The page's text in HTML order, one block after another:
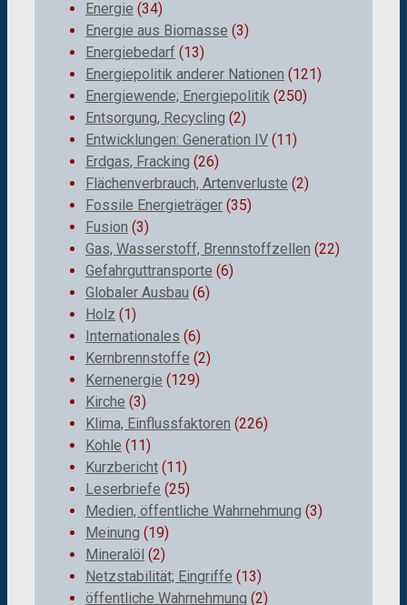
Energie (34)
Energie aus Biomasse (3)
Energiebedarf (13)
Energiepolitik anderer Nationen (121)
Energiewende; Energiepolitik (250)
Entsorgung, Recycling (2)
Entwicklungen: Generation IV (11)
Erdgas, Fracking (26)
Flächenverbrauch, Artenverluste (2)
Fossile Energieträger (35)
Fusion (3)
Gas, Wasserstoff, Brennstoffzellen (22)
Gefahrguttransporte (6)
Globaler Ausbau (6)
Holz (1)
Internationales (6)
Kernbrennstoffe (2)
Kernenergie (129)
Kirche (3)
Klima, Einflussfaktoren (226)
Kohle (11)
Kurzbericht (11)
Leserbriefe (25)
Medien, öffentliche Wahrnehmung (3)
Meinung (19)
Mineralöl (2)
Netzstabilität; Eingriffe (13)
öffentliche Wahrnehmung (2)